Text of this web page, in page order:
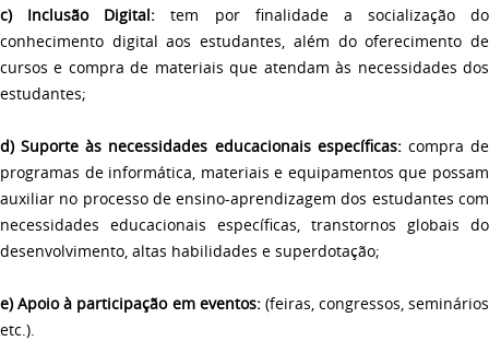
c) Inclusão Digital: tem por finalidade a socialização do
conhecimento digital aos estudantes, além do oferecimento de
cursos e compra de materiais que atendam às necessidades dos
estudantes;
d) Suporte às necessidades educacionais específicas:compra de
programas de informática, materiais e equipamentos que possam
auxiliar no processo de ensino-aprendizagem dos estudantes com
necessidades educacionais específicas, transtornos globais do
desenvolvimento, altas habilidades e superdotação;
e) Apoio à participação em eventos:(feiras, congressos, seminários
etc.).